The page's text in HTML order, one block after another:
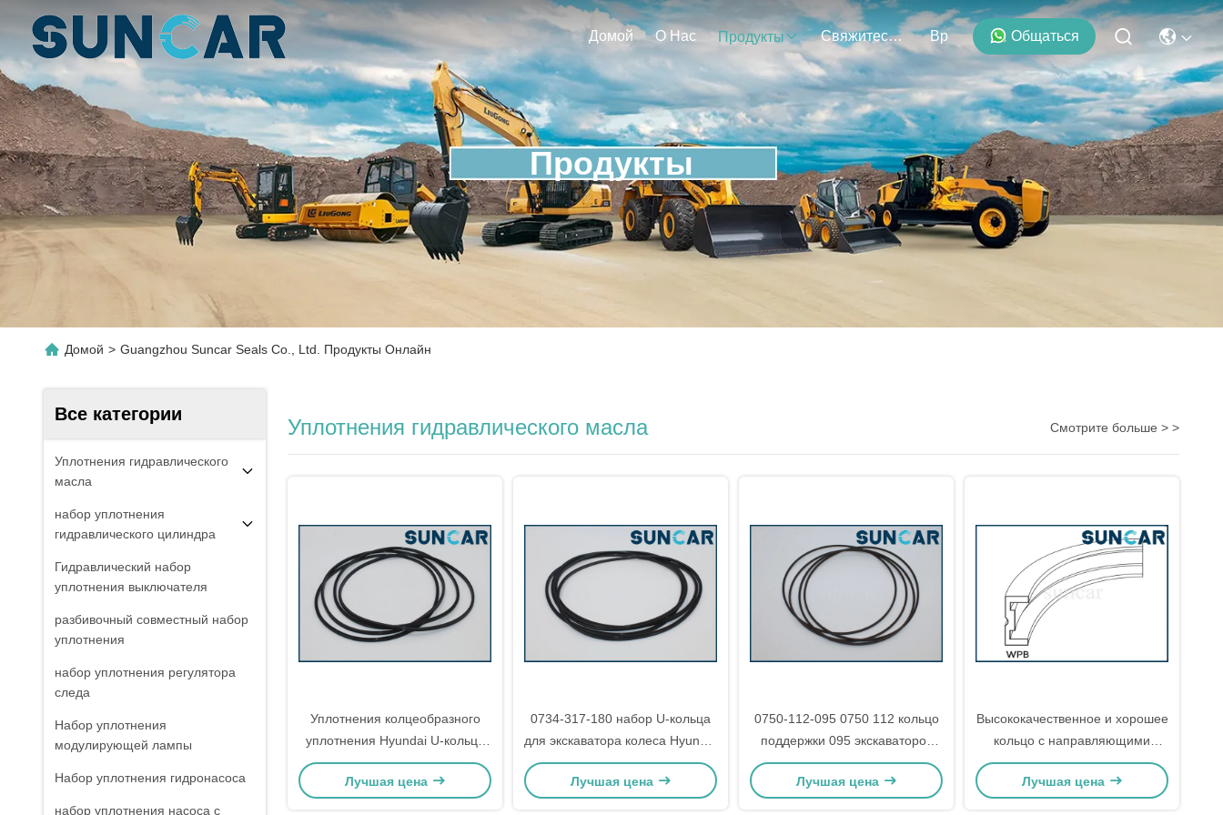
Домой О Нас Продукты Свяжитесь С Нами Вр Общаться
Продукты
Домой > Guangzhou Suncar Seals Co., Ltd. Продукты Онлайн
Все категории
Уплотнения гидравлического
масла
набор уплотнения
гидравлического цилиндра
Гидравлический набор
уплотнения выключателя
разбивочный совместный набор
уплотнения
набор уплотнения регулятора
следа
Набор уплотнения
модулирующей лампы
Набор уплотнения гидронасоса
набор уплотнения насоса с
Уплотнения гидравлического масла Смотрите больше > >
Уплотнения колцеобразного
уплотнения Hyundai U-кольца
0734-317-181 0734 317 181 для
экскаватора R200W R200W-2
Лучшая цена
0734-317-180 набор U-кольца
для экскаватора колеса Hyundai
R200W R200W-2 R200W-3
Лучшая цена
0750-112-095 0750 112 кольцо
поддержки 095 экскаваторов
приспосабливают кольцо
замены Hyundai R200W
Лучшая цена
Высококачественное и хорошее
кольцо с направляющими
поршеня уплотнения
гидравлического масла
Лучшая цена